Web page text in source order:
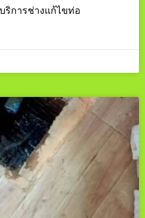
ริการช่างแก้ไขท่อ